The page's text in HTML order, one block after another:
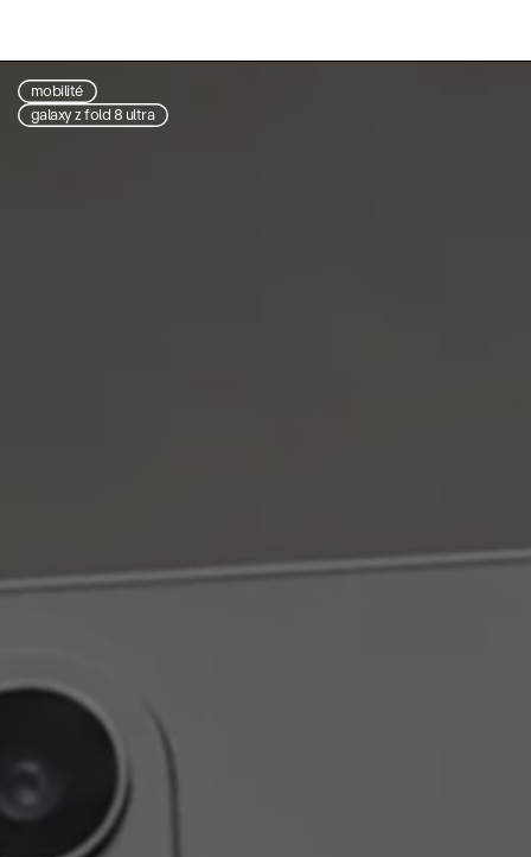
mobilité
galaxy z fold 8 ultra